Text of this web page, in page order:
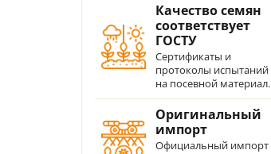
Качество семян
соответствует
ГОСТУ
Сертификаты и
протоколы испытаний
на посевной материал.
Оригинальный
импорт
Официальный импорт